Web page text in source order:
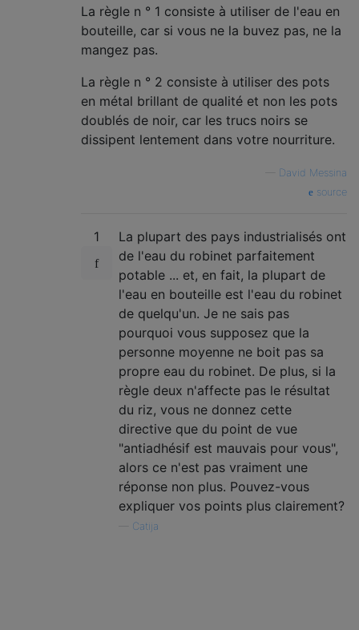
La règle n ° 1 consiste à utiliser de l'eau en
bouteille, car si vous ne la buvez pas, ne la
mangez pas.
La règle n ° 2 consiste à utiliser des pots
en métal brillant de qualité et non les pots
doublés de noir, car les trucs noirs se
dissipent lentement dans votre nourriture.
David Messina
source
1
La plupart des pays industrialisés ont
de l'eau du robinet parfaitement
potable ... et, en fait, la plupart de
l'eau en bouteille est l'eau du robinet
de quelqu'un. Je ne sais pas
pourquoi vous supposez que la
personne moyenne ne boit pas sa
propre eau du robinet. De plus, si la
règle deux n'affecte pas le résultat
du riz, vous ne donnez cette
directive que du point de vue
"antiadhésif est mauvais pour vous",
alors ce n'est pas vraiment une
réponse non plus. Pouvez-vous
expliquer vos points plus clairement?
Catija